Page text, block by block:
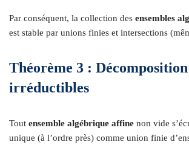
Par conséquent, la collection des ensembles
est stable par unions finies et intersections
Théorème 3 :
irréductibles
Tout ensemble algébrique affine non vide
unique (à l’ordre près) comme union finie